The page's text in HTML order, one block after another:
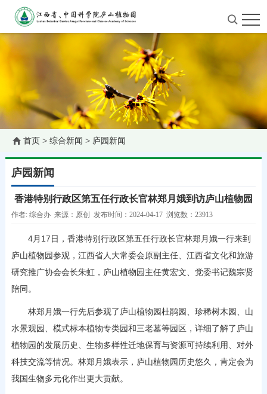
首页> 综合新闻 > 庐园新闻
庐园新闻
香港特别行政区第五任行政长官林郑月娥到访庐山植物园
作者: 综合办 来源：原创 发布时间：2024-04-17 浏览数：23913
4月17日，香港特别行政区第五任行政长官林郑月娥一行来到
庐山植物园参观，江西省人大常委会原副主任、江西省文化和旅游
研究推广协会会长朱虹，庐山植物园主任黄宏文、党委书记魏宗贤
陪同。
林郑月娥一行先后参观了庐山植物园杜鹃园、珍稀树木园、山
水景观园、模式标本植物专类园和三老墓等园区，详细了解了庐山
植物园的发展历史、生物多样性迁地保育与资源可持续利用、对外
科技交流等情况。林郑月娥表示，庐山植物园历史悠久，肯定会为
我国生物多元化作出更大贡献。